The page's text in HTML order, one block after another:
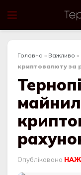
Головна » Важливо »
криптовалюту за
Опубліковано